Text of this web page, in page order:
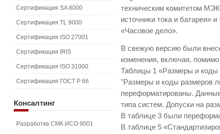
техническим комитетом
источники тока и батареи»
«Часовое дело».
В свежую версию были
изменения, включая,
Таблицы 1 «Размеры и коды
"Размеры и коды размеров
переформатированы.
типа систем. Допуски на
В таблице 3 были
В таблице 5
Сертификация SA 8000
Сертификация TL 9000
Сертификация ISO 27001
Сертификация IRIS
Сертификация ISO 31000
Сертификация ГОСТ Р 66
Консалтинг
Разработка СМК ИСО 9001